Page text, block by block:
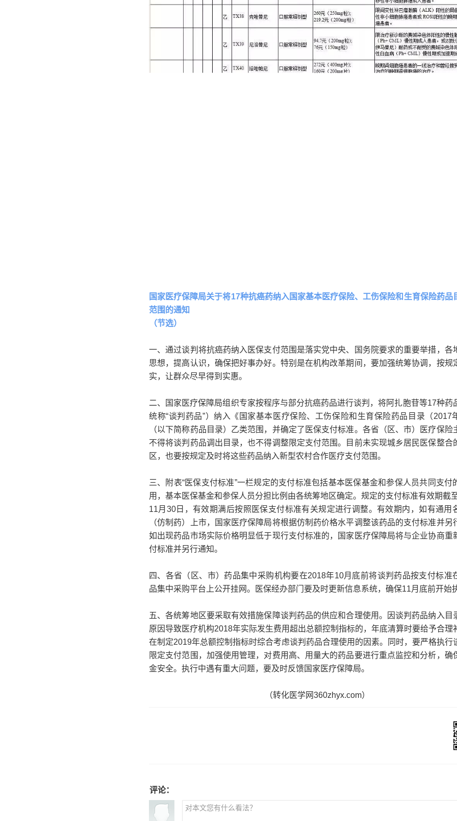
国家医疗保障局关于将17种抗癌药纳入国家基本医疗保险、工伤保险和生育保险药品
范围的通知
（节选）
一、通过谈判将抗癌药纳入医保支付范围是落实党中央、国务院要求的重要举措，各
思想，提高认识，确保把好事办好。特别是在机构改革期间，要加强统筹协调，按规
实，让群众尽早得到实惠。
二、国家医疗保障局组织专家按程序与部分抗癌药品进行谈判，将阿扎胞苷等17种药
统称“谈判药品”）纳入《国家基本医疗保险、工伤保险和生育保险药品目录（2017
（以下简称药品目录）乙类范围，并确定了医保支付标准。各省（区、市）医疗保险
不得将谈判药品调出目录，也不得调整限定支付范围。目前未实现城乡居民医保整合
区，也要按规定及时将这些药品纳入新型农村合作医疗支付范围。
三、附表“医保支付标准”一栏规定的支付标准包括基本医保基金和参保人员共同支付
用，基本医保基金和参保人员分担比例由各统筹地区确定。规定的支付标准有效期截
11月30日，有效期满后按照医保支付标准有关规定进行调整。有效期内，如有通用
（仿制药）上市，国家医疗保障局将根据仿制药价格水平调整该药品的支付标准并另
如出现药品市场实际价格明显低于现行支付标准的，国家医疗保障局将与企业协商重
付标准并另行通知。
四、各省（区、市）药品集中采购机构要在2018年10月底前将谈判药品按支付标准
品集中采购平台上公开挂网。医保经办部门要及时更新信息系统，确保11月底前开始
五、各统筹地区要采取有效措施保障谈判药品的供应和合理使用。因谈判药品纳入目
原因导致医疗机构2018年实际发生费用超出总额控制指标的，年底清算时要给予合理
在制定2019年总额控制指标时综合考虑谈判药品合理使用的因素。同时，要严格执行
限定支付范围，加强使用管理，对费用高、用量大的药品要进行重点监控和分析，确
金安全。执行中遇有重大问题，要及时反馈国家医疗保障局。
（转化医学网360zhyx.com）
评论：